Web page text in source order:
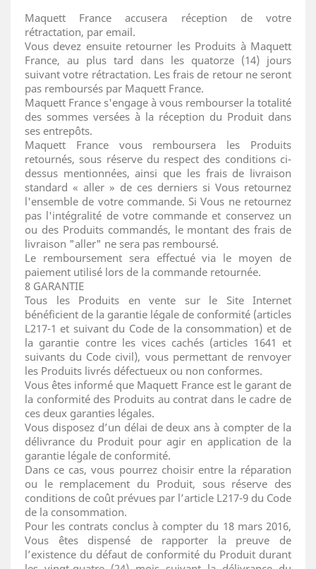
Maquett France accusera réception de votre
rétractation, par email.
Vous devez ensuite retourner les Produits à Maquett
France, au plus tard dans les quatorze (14) jours
suivant votre rétractation. Les frais de retour ne seront
pas remboursés par Maquett France.
Maquett France s'engage à vous rembourser la totalité
des sommes versées à la réception du Produit dans
ses entrepôts.
Maquett France vous remboursera les Produits
retournés, sous réserve du respect des conditions ci-
dessus mentionnées, ainsi que les frais de livraison
standard « aller » de ces derniers si Vous retournez
l'ensemble de votre commande. Si Vous ne retournez
pas l'intégralité de votre commande et conservez un
ou des Produits commandés, le montant des frais de
livraison "aller" ne sera pas remboursé.
Le remboursement sera effectué via le moyen de
paiement utilisé lors de la commande retournée.
8 GARANTIE
Tous les Produits en vente sur le Site Internet
bénéficient de la garantie légale de conformité (articles
L217-1 et suivant du Code de la consommation) et de
la garantie contre les vices cachés (articles 1641 et
suivants du Code civil), vous permettant de renvoyer
les Produits livrés défectueux ou non conformes.
Vous êtes informé que Maquett France est le garant de
la conformité des Produits au contrat dans le cadre de
ces deux garanties légales.
Vous disposez d’un délai de deux ans à compter de la
délivrance du Produit pour agir en application de la
garantie légale de conformité.
Dans ce cas, vous pourrez choisir entre la réparation
ou le remplacement du Produit, sous réserve des
conditions de coût prévues par l’article L217-9 du Code
de la consommation.
Pour les contrats conclus à compter du 18 mars 2016,
Vous êtes dispensé de rapporter la preuve de
l’existence du défaut de conformité du Produit durant